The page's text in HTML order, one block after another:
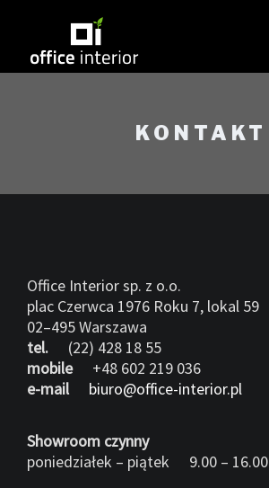
KONTAKT
Office Interior sp. z o.o.
plac Czerwca 1976 Roku 7, lokal 59
02–495 Warszawa
tel. (22) 428 18 55
mobile +48 602 219 036
e-mail biuro@office-interior.pl
Showroom czynny
poniedziałek – piątek 9.00 – 16.00